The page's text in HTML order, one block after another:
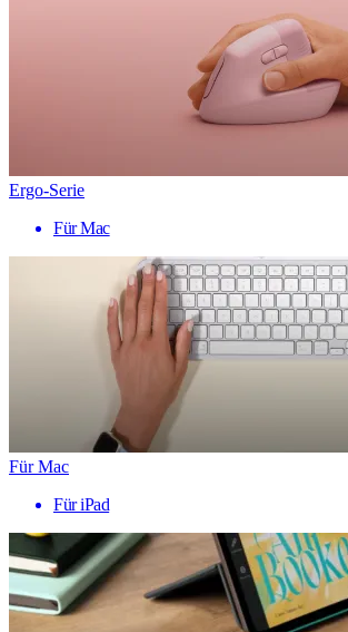
Ergo-Serie
Für Mac
Für Mac
Für iPad